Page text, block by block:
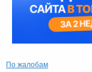
По жалобам